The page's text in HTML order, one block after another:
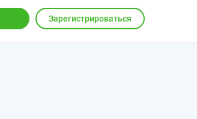
Зарегистрироваться